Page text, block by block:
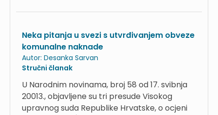
Neka pitanja u svezi s utvrđivanjem obveze
komunalne naknade
Autor: Desanka Sarvan
Stručni članak
U Narodnim novinama, broj 58 od 17. svibnja
20013., objavljene su tri presude Visokog
upravnog suda Republike Hrvatske, o ocjeni